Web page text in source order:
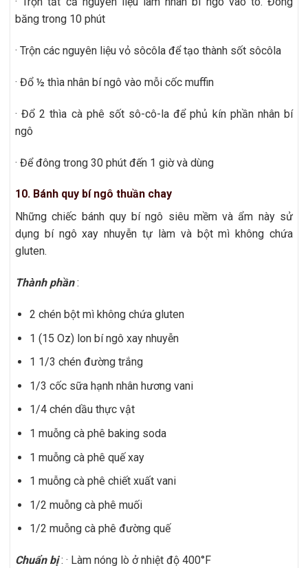
băng trong 10 phút
· Trộn các nguyên liệu vỏ sôcôla để tạo thành sốt sôcôla
· Đổ ½ thìa nhân bí ngô vào mỗi cốc muffin
· Đổ 2 thìa cà phê sốt sô-cô-la để phủ kín phần nhân bí
ngô
· Để đông trong 30 phút đến 1 giờ và dùng
10. Bánh quy bí ngô thuần chay
Những chiếc bánh quy bí ngô siêu mềm và ẩm này sử
dụng bí ngô xay nhuyễn tự làm và bột mì không chứa
gluten.
Thành phần:
2 chén bột mì không chứa gluten
1 (15 Oz) lon bí ngô xay nhuyễn
1 1/3 chén đường trắng
1/3 cốc sữa hạnh nhân hương vani
1/4 chén dầu thực vật
1 muỗng cà phê baking soda
1 muỗng cà phê quế xay
1 muỗng cà phê chiết xuất vani
1/2 muỗng cà phê muối
1/2 muỗng cà phê đường quế
Chuẩn bị: · Làm nóng lò ở nhiệt độ 400°F